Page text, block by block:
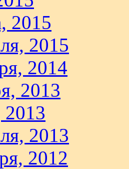
2015
2015
2014
2013
2013
2012